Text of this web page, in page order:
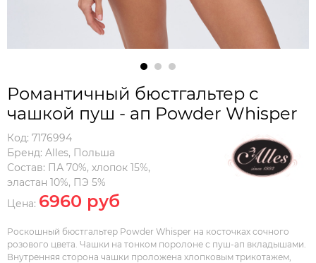
Романтичный бюстгальтер с
чашкой пуш - ап Powder Whisper
Код: 7176994
Бренд: Alles, Польша
Состав: ПА 70%, хлопок 15%,
эластан 10%, ПЭ 5%
Цена: 6960 руб
Роскошный бюстгальтер Powder Whisper на косточках сочного
розового цвета. Чашки на тонком поролоне с пуш-ап вкладышами.
Внутренняя сторона чашки проложена хлопковым трикотажем,